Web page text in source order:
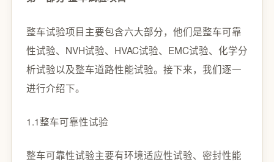
整车试验项目主要包含六大部分，他们是整车可靠
性试验、NVH试验、HVAC试验、EMC试验、化学分
析试验以及整车道路性能试验。接下来，我们逐一
进行介绍下。
1.1整车可靠性试验
整车可靠性试验主要有环境适应性试验、密封性能